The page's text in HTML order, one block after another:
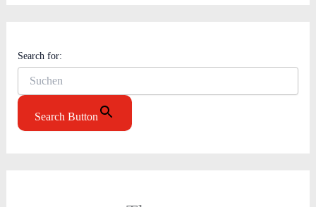
Search for:
Search Button